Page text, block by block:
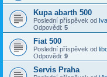
Kupa abarth 500
Poslední příspěvek od
Odpovědi: 5
Fiat 500
Poslední příspěvek od
Odpovědi: 9
Servis Praha